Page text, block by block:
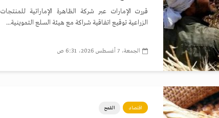
قررت الإمارات عبر شركة الظاهرة الإماراتية للمنتجات
الزراعية توقيع اتفاقية شراكة مع هيئة السلع التموينية...
الجمعة، 7 أغسطس 2026، 6:31 ص
اقتصاد القمح